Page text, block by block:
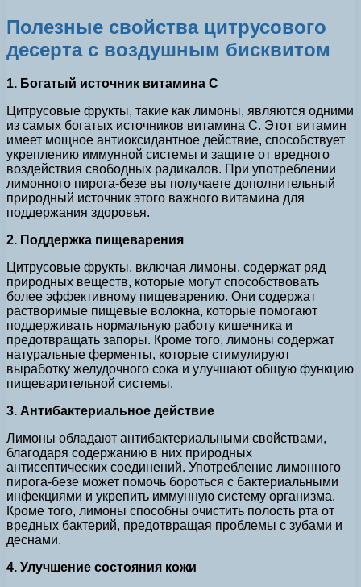
Полезные свойства цитрусового
десерта с воздушным бисквитом
1. Богатый источник витамина C
Цитрусовые фрукты, такие как лимоны, являются одними
из самых богатых источников витамина C. Этот витамин
имеет мощное антиоксидантное действие, способствует
укреплению иммунной системы и защите от вредного
воздействия свободных радикалов. При употреблении
лимонного пирога-безе вы получаете дополнительный
природный источник этого важного витамина для
поддержания здоровья.
2. Поддержка пищеварения
Цитрусовые фрукты, включая лимоны, содержат ряд
природных веществ, которые могут способствовать
более эффективному пищеварению. Они содержат
растворимые пищевые волокна, которые помогают
поддерживать нормальную работу кишечника и
предотвращать запоры. Кроме того, лимоны содержат
натуральные ферменты, которые стимулируют
выработку желудочного сока и улучшают общую функцию
пищеварительной системы.
3. Антибактериальное действие
Лимоны обладают антибактериальными свойствами,
благодаря содержанию в них природных
антисептических соединений. Употребление лимонного
пирога-безе может помочь бороться с бактериальными
инфекциями и укрепить иммунную систему организма.
Кроме того, лимоны способны очистить полость рта от
вредных бактерий, предотвращая проблемы с зубами и
деснами.
4. Улучшение состояния кожи